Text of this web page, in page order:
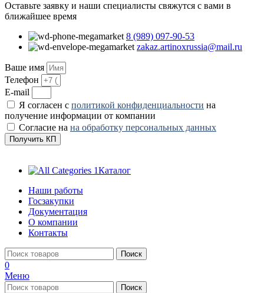
Оставьте заявку и наши специалисты свяжутся с вами в
ближайшее время
8 (989) 097-90-53
zakaz.artinoxrussia@mail.ru
Ваше имя
Телефон
E-mail
Я согласен с политикой конфиденциальности на
получение информации от компании
Согласие на на обработку персональных данных
Получить КП
Каталог
Наши работы
Госзакупки
Документация
О компании
Контакты
Поиск
0
Меню
Поиск